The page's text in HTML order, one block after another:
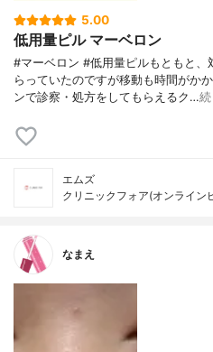
5.00
低用量ピル マーベロン
#マーベロン #低用量ピルもともと、
らっていたのですが移動も時間がか
ンで診察・処方をしてもらえるク…
エムズ
クリニックフォア(オンライン
なまえ